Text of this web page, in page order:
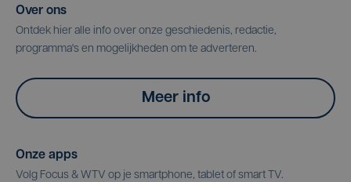
Over ons
Ontdek hier alle info over onze geschiedenis, redactie,
programma's en mogelijkheden om te adverteren.
Meer info
Onze apps
Volg Focus & WTV op je smartphone, tablet of smart TV.